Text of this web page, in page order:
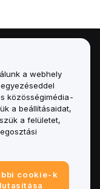
a webhely
közösségimédia-
a beállításaidat,
a felületet,
cookie-k